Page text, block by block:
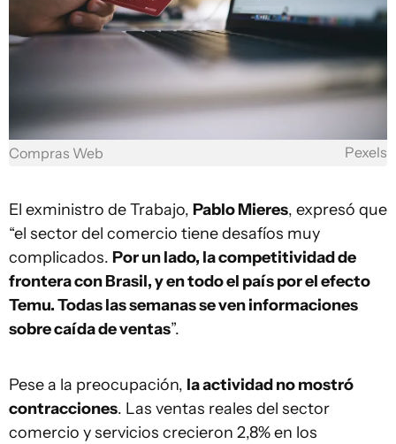
Compras Web Pexels
El exministro de Trabajo, Pablo Mieres, expresó que
“el sector del comercio tiene desafíos muy
complicados. Por un lado, la competitividad de
frontera con Brasil, y en todo el país por el efecto
Temu. Todas las semanas se ven informaciones
sobre caída de ventas”.
Pese a la preocupación, la actividad no mostró
contracciones. Las ventas reales del sector
comercio y servicios crecieron 2,8% en los